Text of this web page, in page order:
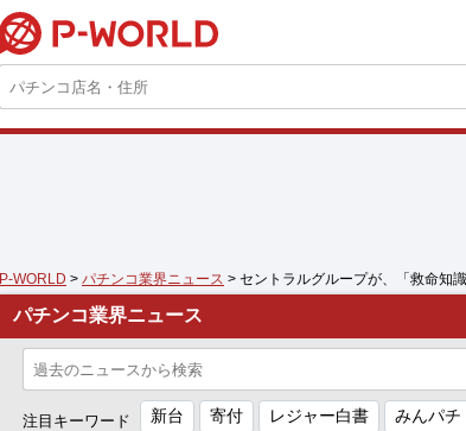
P-WORLD > パチンコ業界ニュース > セントラルグループが、「救命知
パチンコ業界ニュース
注目キーワード 新台 寄付 レジャー白書 みんパチ